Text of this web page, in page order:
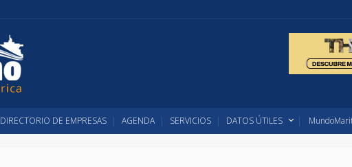
DIRECTORIO DE EMPRESAS AGENDA SERVICIOS DATOS ÚTILES